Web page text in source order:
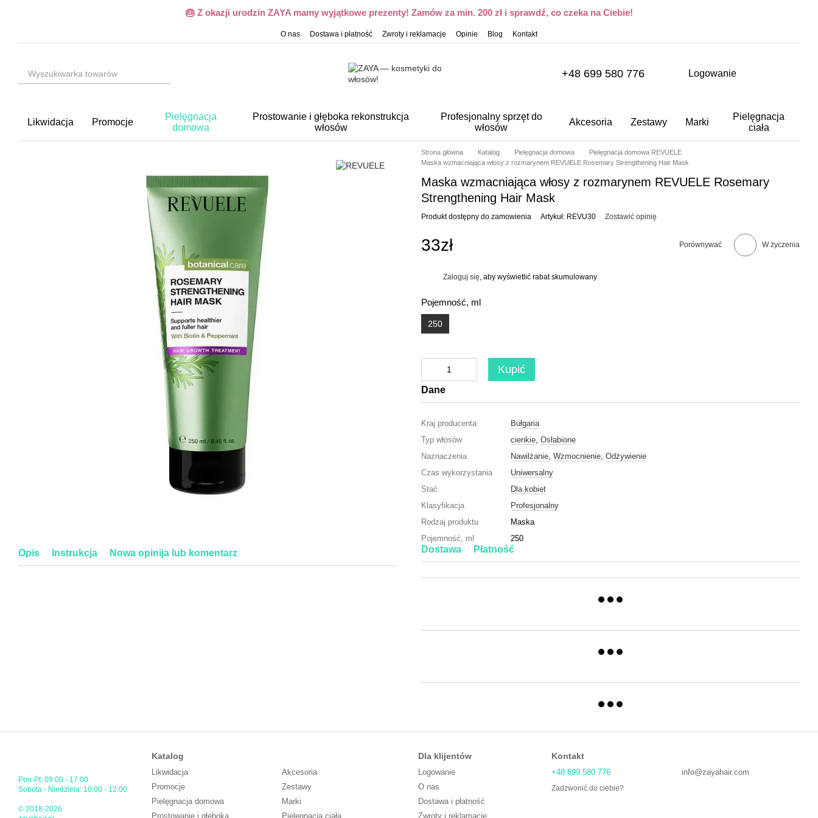
🎂 Z okazji urodzin ZAYA mamy wyjątkowe prezenty! Zamów za min. 200 zł i sprawdź, co czeka na Ciebie!
O nas Dostawa i płatność Zwroty i reklamacje Opinie Blog Kontakt
+48 699 580 776 Logowanie
Likwidacja Promocje
Pielęgnacja
domowa
Prostowanie i głęboka rekonstrukcja
włosów
Profesjonalny sprzęt do
włosów
Akcesoria Zestawy Marki
Pielęgnacja
ciała
Opis Instrukcja Nowa opinija lub komentarz
Strona główna Katalog Pielęgnacja domowa
Pielęgnacja domowa REVUELE
Maska wzmacniająca włosy z rozmarynem REVUELE Rosemary Strengthening Hair Mask
Maska wzmacniająca włosy z rozmarynem REVUELE Rosemary
Strengthening Hair Mask
Produkt dostępny do zamowienia Artykuł: REVU30 Zostawić opinię
33zł Porównywać W życzenia
Zaloguj się , aby wyświetlić rabat skumulowany
Pojemność, ml
250
Kupić
Dane
Kraj producenta
Bułgaria
Typ włosów
cienkie, Osłabione
Naznaczenia
Nawilżanie, Wzmocnienie, Odżywienie
Czas wykorzystania
Uniwersalny
Stać
Dla kobiet
Klasyfikacja
Profesjonalny
Rodzaj produktu
Maska
Pojemność, ml
250
Dostawa Płatność
Pon-Pt: 09:00 - 17:00
Sobota - Niedziela: 10:00 - 12:00
© 2018-2026
Katalog
Likwidacja
Promocje
Pielęgnacja domowa
Prostowanie i głęboka
Akcesoria
Zestawy
Marki
Pielęgnacja ciała
Dla klijentów
Logowanie
O nas
Dostawa i płatność
Zwroty i reklamacje
Kontakt
+48 699 580 776
Zadzwonić do ciebie?
info@zayahair.com